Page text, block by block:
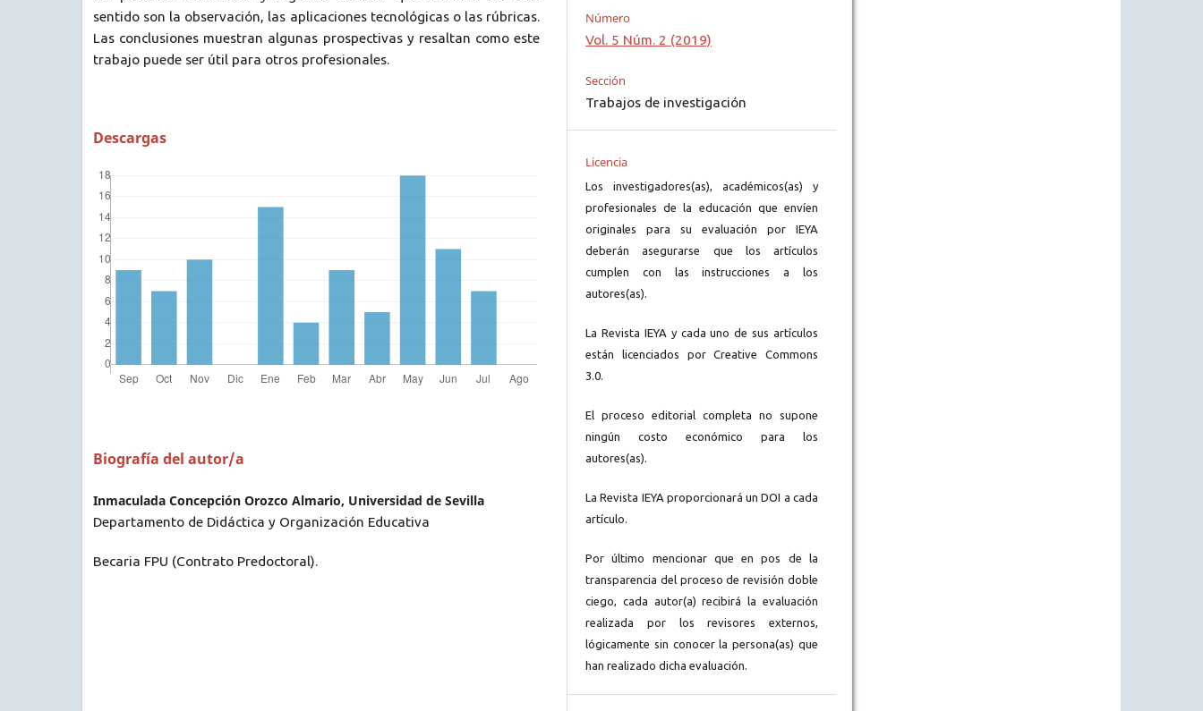
sentido son la observación, las aplicaciones tecnológicas o las rúbricas.
Las conclusiones muestran algunas prospectivas y resaltan como este
trabajo puede ser útil para otros profesionales.
Descargas
Biografía del autor/a
Inmaculada Concepción Orozco Almario, Universidad de Sevilla
Departamento de Didáctica y Organización Educativa
Becaria FPU (Contrato Predoctoral).
Número
Vol. 5 Núm. 2 (2019)
Sección
Trabajos de investigación
Licencia
Los investigadores(as), académicos(as) y
profesionales de la educación que envíen
originales para su evaluación por IEYA
deberán asegurarse que los artículos
cumplen con las instrucciones a los
autores(as).
La Revista IEYA y cada uno de sus artículos
están licenciados por Creative Commons
3.0.
El proceso editorial completa no supone
ningún costo económico para los
autores(as).
La Revista IEYA proporcionará un DOI a cada
artículo.
Por último mencionar que en pos de la
transparencia del proceso de revisión doble
ciego, cada autor(a) recibirá la evaluación
realizada por los revisores externos,
lógicamente sin conocer la persona(as) que
han realizado dicha evaluación.